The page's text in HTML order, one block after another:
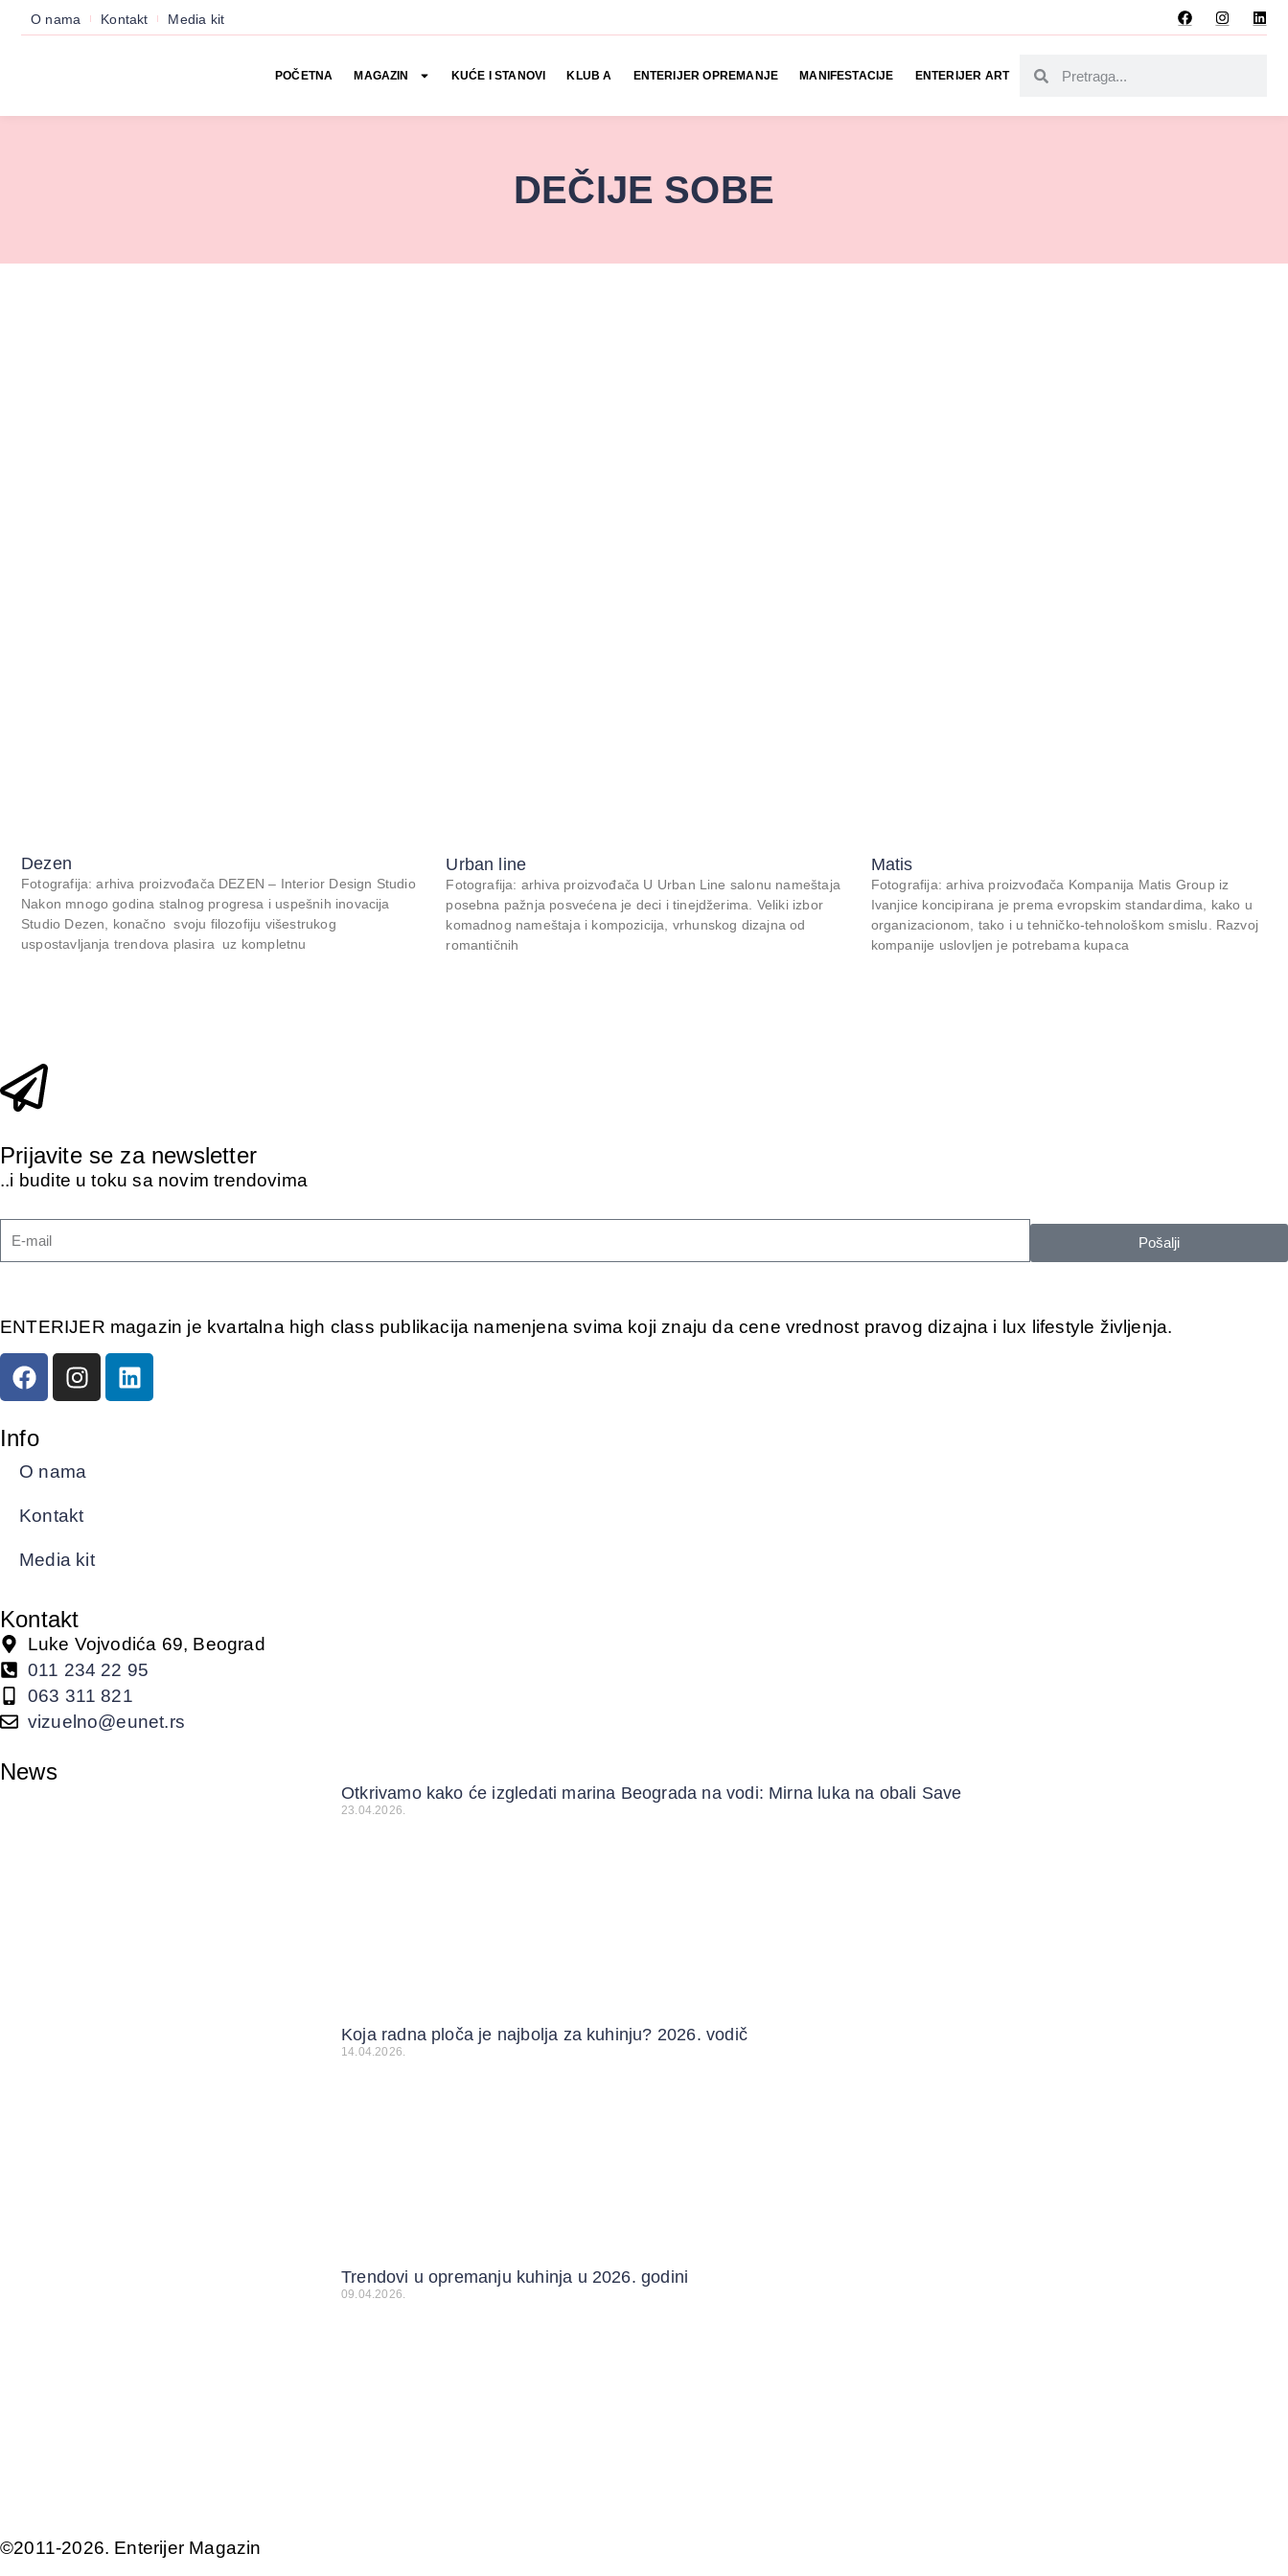
O nama Kontakt Media kit
POČETNA MAGAZIN KUĆE I STANOVI KLUB A ENTERIJER OPREMANJE MANIFESTACIJE ENTERIJER ART
DEČIJE SOBE
Dezen
Fotografija: arhiva proizvođača DEZEN – Interior Design Studio
Nakon mnogo godina stalnog progresa i uspešnih inovacija
Studio Dezen, konačno svoju filozofiju višestrukog
uspostavljanja trendova plasira uz kompletnu
Urban line
Fotografija: arhiva proizvođača U Urban Line salonu nameštaja
posebna pažnja posvećena je deci i tinejdžerima. Veliki izbor
komadnog nameštaja i kompozicija, vrhunskog dizajna od
romantičnih
Matis
Fotografija: arhiva proizvođača Kompanija Matis Group iz
Ivanjice koncipirana je prema evropskim standardima, kako u
organizacionom, tako i u tehničko-tehnološkom smislu. Razvoj
kompanije uslovljen je potrebama kupaca
Prijavite se za newsletter
..i budite u toku sa novim trendovima
Pošalji
ENTERIJER magazin je kvartalna high class publikacija namenjena svima koji znaju da cene vrednost pravog dizajna i lux lifestyle življenja.
Info
O nama
Kontakt
Media kit
Kontakt
Luke Vojvodića 69, Beograd
011 234 22 95
063 311 821
vizuelno@eunet.rs
News
Otkrivamo kako će izgledati marina Beograda na vodi: Mirna luka na obali Save
23.04.2026.
Koja radna ploča je najbolja za kuhinju? 2026. vodič
14.04.2026.
Trendovi u opremanju kuhinja u 2026. godini
09.04.2026.
©2011-2026. Enterijer Magazin